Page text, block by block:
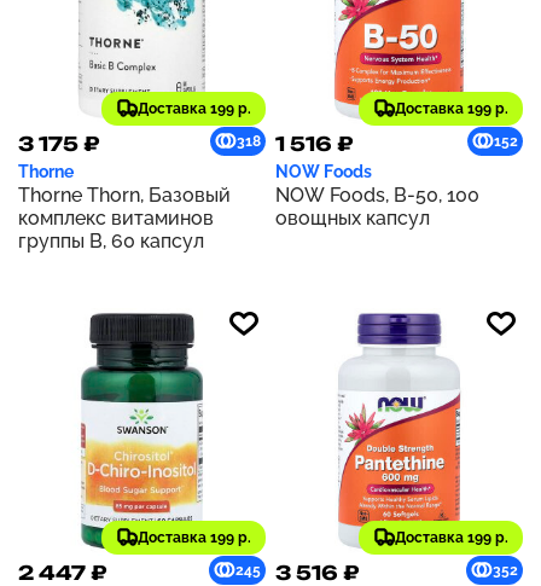
Доставка 199 р.
3 175 ₽ 318
Thorne
Thorne Thorn, Базовый
комплекс витаминов
группы В, 60 капсул
Доставка 199 р.
1 516 ₽ 152
NOW Foods
NOW Foods, B-50, 100
овощных капсул
Доставка 199 р.
2 447 ₽ 245
Доставка 199 р.
3 516 ₽ 352